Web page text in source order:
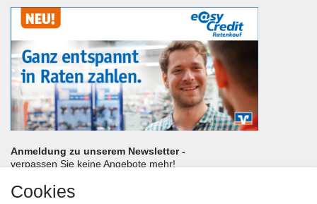
Anmeldung zu unserem Newsletter -
verpassen Sie keine Angebote mehr!
Cookies